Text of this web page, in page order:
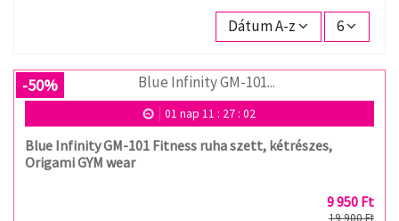
Dátum A-z 6
-50%
01 nap 11 : 27 :02
Blue Infinity GM-101 Fitness ruha szett, kétrészes,
Origami GYM wear
9 950 Ft